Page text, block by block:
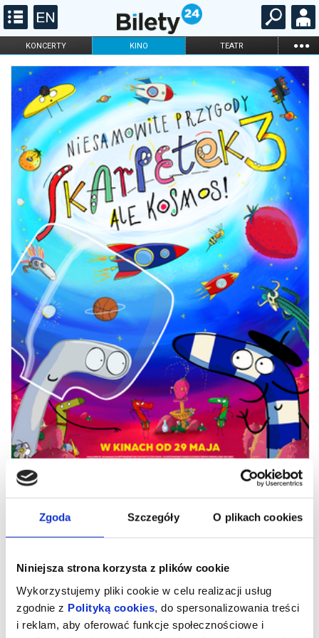
Zgoda Szczegóły O plikach cookies
Niniejsza strona korzysta z plików cookie
Wykorzystujemy pliki cookie w celu realizacji usług
zgodnie z Polityką cookies , do spersonalizowania treści
i reklam, aby oferować funkcje społecznościowe i
KONCERTY KINO TEATR ...
FILHARMONIA OPERA I BALET
STAND-UP
DLA DZIECI
ONLINE KARNETY
NIESAMOWITE PRZYGODY
SKARPETEK 3. ALE KOSMOS! |
DZIECIAKI, DO KINA!
Najbardziej odlotowi bohaterowie książek dla dzieci powracają do
na Dzikim Zachodzie i podróże w kosmos to dopiero początek!